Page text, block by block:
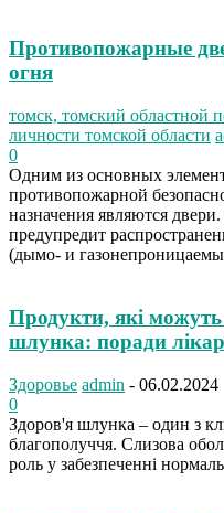
Противопожарные
огня
томск, томский областной
личности томской области
0
Одним из основных
противопожарной
назначения являются
предупредит
(дымо- и
Продукти, які
шлунка: поради
Здоровье admin - 06.02.2024
0
Здоров'я шлунка – один з
благополуччя. Слизова
роль у забезпеченні